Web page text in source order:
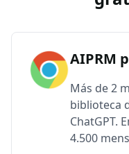
AIPRM
Más de 2
biblioteca
ChatGPT.
4.500